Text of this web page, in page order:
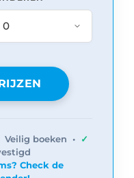
Veilig boeken •
✓
Check de